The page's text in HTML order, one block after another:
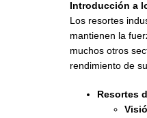
Introducción a
Los resortes
mantienen la
muchos otros
rendimiento de
Resortes